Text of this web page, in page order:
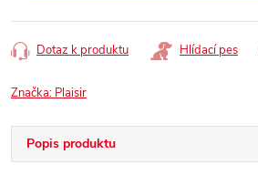
Dotaz k produktu Hlídací pes
Značka: Plaisir
Popis produktu